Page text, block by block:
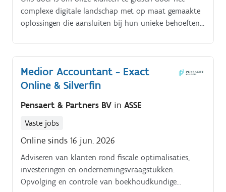
complexe digitale landschap met op maat gemaakte
oplossingen die aansluiten bij hun unieke behoeften
klantgerichtheid, streven wij ernaar dé
voorkeurspartner te zijn voor online zichtbaarheid
Jouw rol:.
Medior Accountant - Exact
Online & Silverfin
Pensaert & Partners BV in ASSE
Vaste jobs
Online sinds 16 jun. 2026
Adviseren van klanten rond fiscale optimalisaties,
investeringen en ondernemingsvraagstukken.
Opvolging en controle van boekhoudkundige